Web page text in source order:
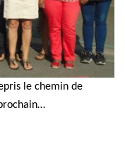
le chemin de